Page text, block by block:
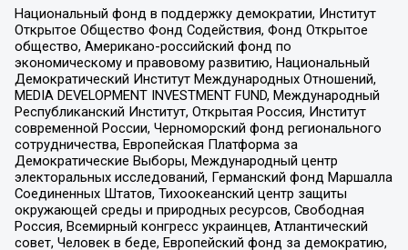
Национальный фонд в поддержку демократии, Институт
Открытое Общество Фонд Содействия, Фонд Открытое
общество, Американо-российский фонд по
экономическому и правовому развитию, Национальный
Демократический Институт Международных Отношений,
MEDIA DEVELOPMENT INVESTMENT FUND, Международный
Республиканский Институт, Открытая Россия, Институт
современной России, Черноморский фонд регионального
сотрудничества, Европейская Платформа за
Демократические Выборы, Международный центр
электоральных исследований, Германский фонд Маршалла
Соединенных Штатов, Тихоокеанский центр защиты
окружающей среды и природных ресурсов, Свободная
Россия, Всемирный конгресс украинцев, Атлантический
совет, Человек в беде, Европейский фонд за демократию,